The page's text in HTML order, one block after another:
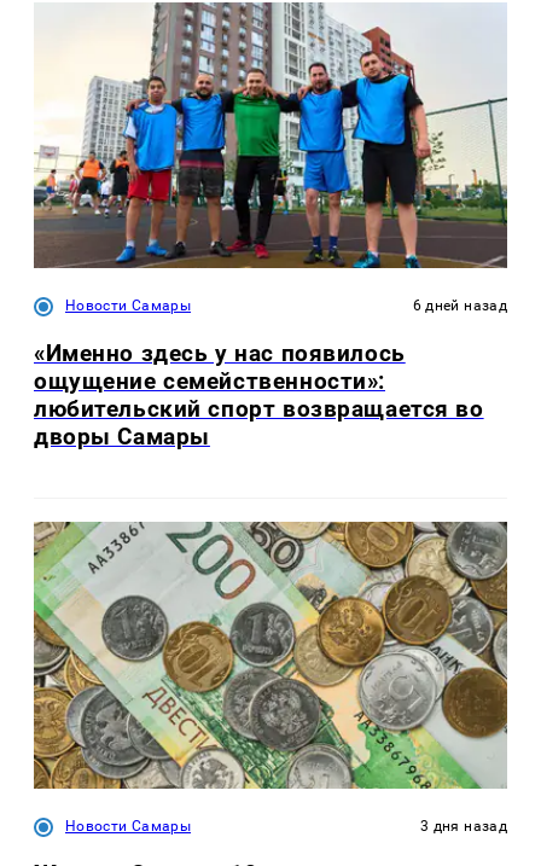
Новости Самары 6 дней назад
«Именно здесь у нас появилось
ощущение семейственности»:
любительский спорт возвращается во
дворы Самары
Новости Самары 3 дня назад